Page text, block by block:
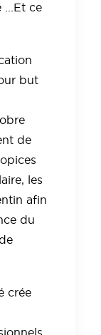
...Et ce
but
de
les
afin
du
crée